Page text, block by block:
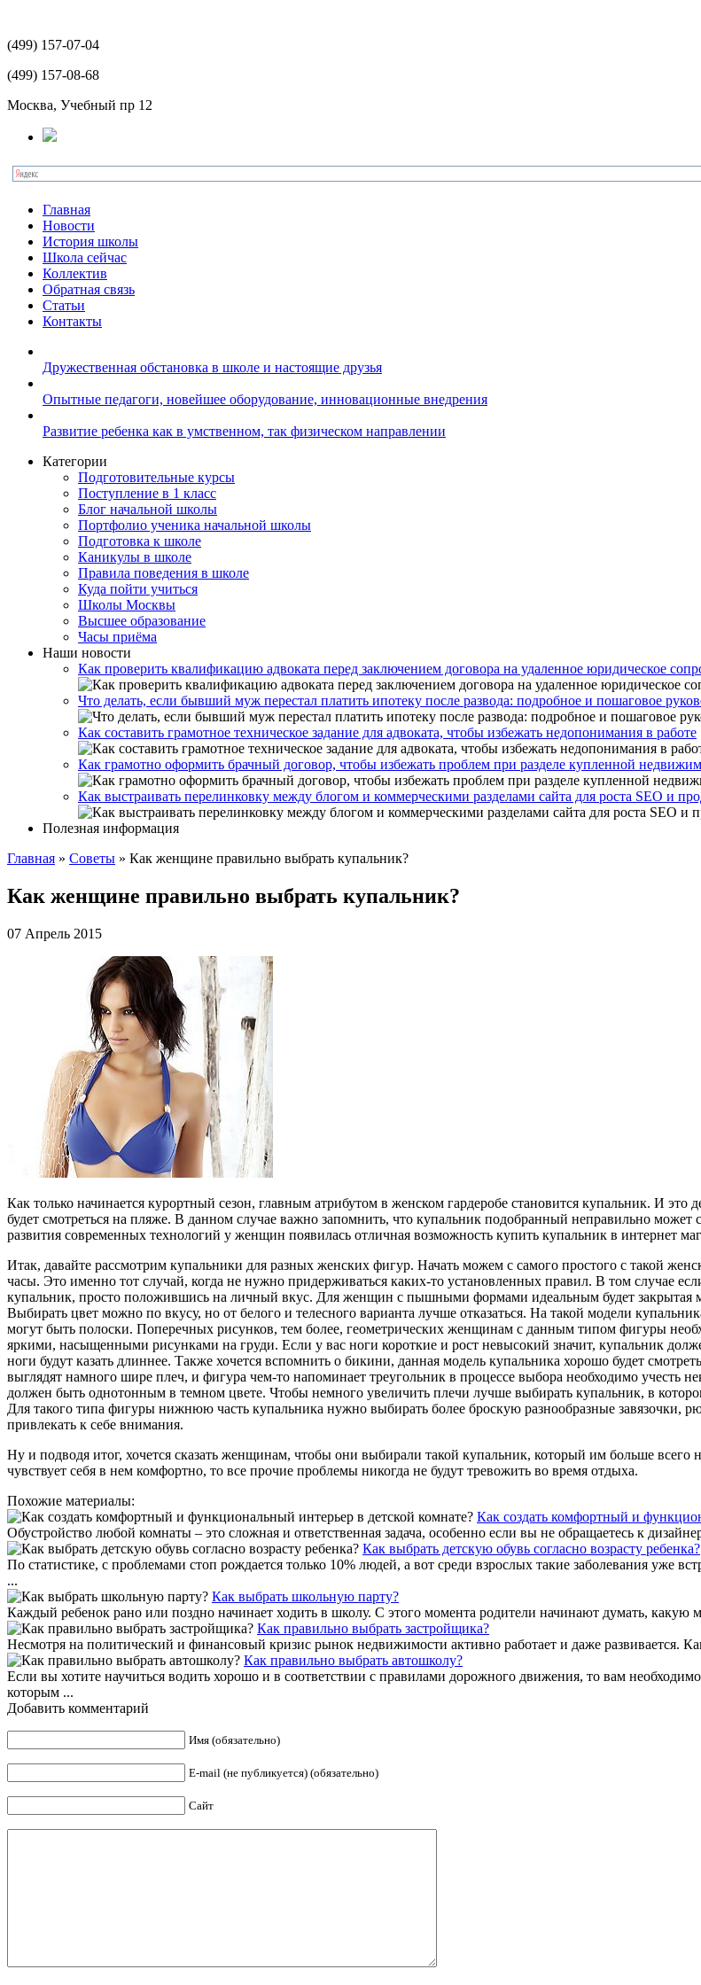
(499) 157-07-04
(499) 157-08-68
Москва, Учебный пр 12
Главная
Новости
История школы
Школа сейчас
Коллектив
Обратная связь
Статьи
Контакты
Дружественная обстановка в школе и настоящие друзья
Опытные педагоги, новейшее оборудование, инновационные внедрения
Развитие ребенка как в умственном, так физическом направлении
Категории
Подготовительные курсы
Поступление в 1 класс
Блог начальной школы
Портфолио ученика начальной школы
Подготовка к школе
Каникулы в школе
Правила поведения в школе
Куда пойти учиться
Школы Москвы
Высшее образование
Часы приёма
Наши новости
Как проверить квалификацию адвоката перед заключением договора на удаленное юридическое
Что делать, если бывший муж перестал платить ипотеку после развода: подробное и пошаговое
Как составить грамотное техническое задание для адвоката, чтобы избежать недопонимания в работе
Как грамотно оформить брачный договор, чтобы избежать проблем при разделе купленной
Как выстраивать перелинковку между блогом и коммерческими разделами сайта для роста SEO и
Полезная информация
Главная » Советы » Как женщине правильно выбрать купальник?
Как женщине правильно выбрать купальник?
07 Апрель 2015
Как только начинается курортный сезон, главным атрибутом в женском гардеробе становится купальник. И это
будет смотреться на пляже. В данном случае важно запомнить, что купальник подобранный неправильно
развития современных технологий у женщин появилась отличная возможность купить купальник в интернет
Итак, давайте рассмотрим купальники для разных женских фигур. Начать можем с самого простого с такой
часы. Это именно тот случай, когда не нужно придерживаться каких-то установленных правил. В том случае
купальник, просто положившись на личный вкус. Для женщин с пышными формами идеальным будет закрытая
Выбирать цвет можно по вкусу, но от белого и телесного варианта лучше отказаться. На такой модели
могут быть полоски. Поперечных рисунков, тем более, геометрических женщинам с данным типом фигуры
яркими, насыщенными рисунками на груди. Если у вас ноги короткие и рост невысокий значит, купальник
ноги будут казать длиннее. Также хочется вспомнить о бикини, данная модель купальника хорошо будет
выглядят намного шире плеч, и фигура чем-то напоминает треугольник в процессе выбора необходимо учесть
должен быть однотонным в темном цвете. Чтобы немного увеличить плечи лучше выбирать купальник, в
Для такого типа фигуры нижнюю часть купальника нужно выбирать более броскую разнообразные
привлекать к себе внимания.
Ну и подводя итог, хочется сказать женщинам, чтобы они выбирали такой купальник, который им больше
чувствует себя в нем комфортно, то все прочие проблемы никогда не будут тревожить во время отдыха.
Похожие материалы:
Как создать комфортный и
Обустройство любой комнаты – это сложная и ответственная задача, особенно если вы не обращаетесь к
Как выбрать детскую обувь согласно возрасту ребенка?
По статистике, с проблемами стоп рождается только 10% людей, а вот среди взрослых такие заболевания уже
...
Как выбрать школьную парту?
Каждый ребенок рано или поздно начинает ходить в школу. С этого момента родители начинают думать,
Как правильно выбрать застройщика?
Несмотря на политический и финансовый кризис рынок недвижимости активно работает и даже развивается.
Как правильно выбрать автошколу?
Если вы хотите научиться водить хорошо и в соответствии с правилами дорожного движения, то вам
которым ...
Добавить комментарий
Имя (обязательно)
E-mail (не публикуется) (обязательно)
Сайт